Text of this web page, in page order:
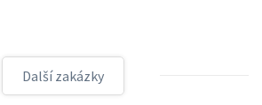
Další zakázky